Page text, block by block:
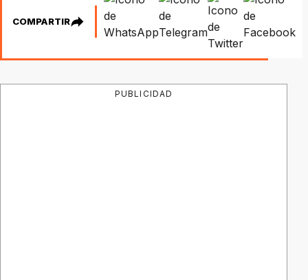
COMPARTIR
PUBLICIDAD